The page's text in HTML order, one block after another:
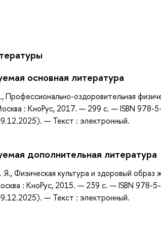
основная литература
Профессионально-оздоровительная
: КноРус, 2017. — 299 с. — ISBN
— Текст : электронный.
дополнительная литература
Я., Физическая культура и здоровый
: КноРус, 2015. — 239 с. — ISBN
— Текст : электронный.